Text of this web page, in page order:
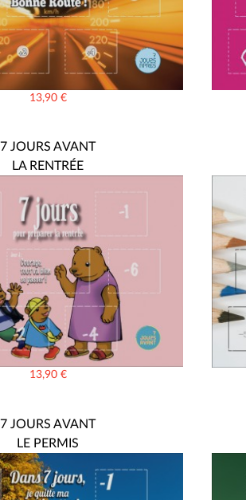
13,90 €
7 JOURS AVANT
LA RENTRÉE
13,90 €
7 JOURS AVANT
LE PERMIS